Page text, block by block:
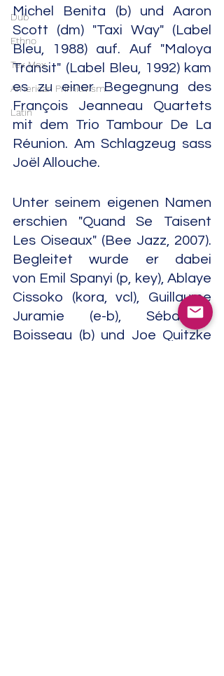
Dub
Ethno
Tex Mex
American Primitivism
Latin
Michel Benita (b) und Aaron
Scott (dm) "Taxi Way" (Label
Bleu, 1988) auf. Auf "Maloya
Transit" (Label Bleu, 1992) kam
es zu einer Begegnung des
François Jeanneau Quartets
mit dem Trio Tambour De La
Réunion. Am Schlagzeug sass
Joël Allouche.
Unter seinem eigenen Namen
erschien "Quand Se Taisent
Les Oiseaux" (Bee Jazz, 2007).
Begleitet wurde er dabei
von Emil Spanyi (p, key), Ablaye
Cissoko (kora, vcl), Guillaume
Juramie (e-b), Sébastien
Boisseau (b) und Joe Quitzke